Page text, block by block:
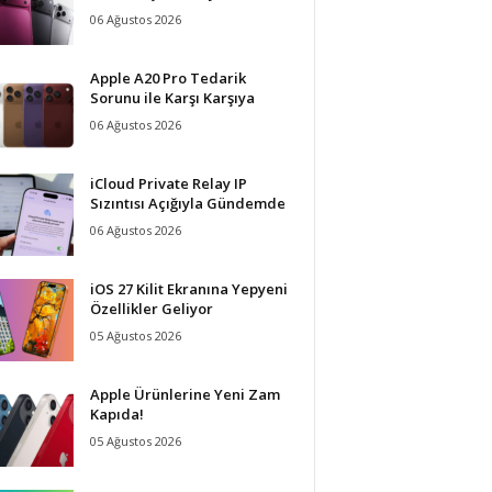
06 Ağustos 2026
Apple A20 Pro Tedarik
Sorunu ile Karşı Karşıya
06 Ağustos 2026
iCloud Private Relay IP
Sızıntısı Açığıyla Gündemde
06 Ağustos 2026
iOS 27 Kilit Ekranına Yepyeni
Özellikler Geliyor
05 Ağustos 2026
Apple Ürünlerine Yeni Zam
Kapıda!
05 Ağustos 2026